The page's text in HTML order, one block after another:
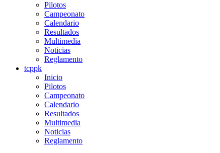
Pilotos
Campeonato
Calendario
Resultados
Multimedia
Noticias
Reglamento
tcppk
Inicio
Pilotos
Campeonato
Calendario
Resultados
Multimedia
Noticias
Reglamento